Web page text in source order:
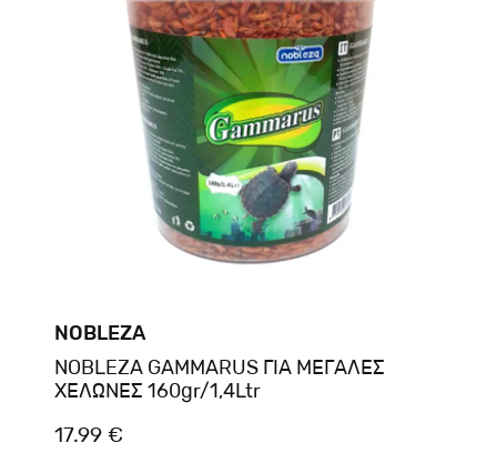
NOBLEZA
NOBLEZA GAMMARUS ΓΙΑ ΜΕΓΑΛΕΣ
ΧΕΛΩΝΕΣ 160gr/1,4Ltr
17.99 €